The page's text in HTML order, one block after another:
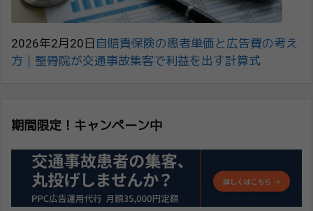
2026年2月20日 自賠責保険の患者単価と広告費の考え
方｜整骨院が交通事故集客で利益を出す計算式
期間限定！キャンペーン中